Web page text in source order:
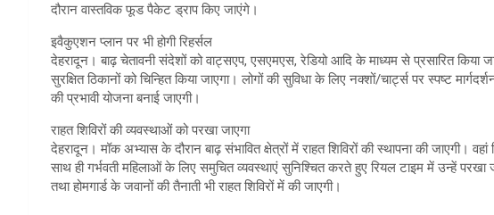
दौरान वास्तविक फूड पैकेट ड्राप किए जाएंगे।
इवैकुएशन प्लान पर भी होगी रिहर्सल
देहरादून। बाढ़ चेतावनी संदेशों को वाट्सएप, एसएमएस, रेडियो आदि के माध्यम से प्रसारित किया
सुरक्षित ठिकानों को चिन्हित किया जाएगा। लोगों की सुविधा के लिए नक्शों/चार्ट्स पर स्पष्ट
की प्रभावी योजना बनाई जाएगी।
राहत शिविरों की व्यवस्थाओं को परखा जाएगा
देहरादून। मॉक अभ्यास के दौरान बाढ़ संभावित क्षेत्रों में राहत शिविरों की स्थापना की जाएगी।
साथ ही गर्भवती महिलाओं के लिए समुचित व्यवस्थाएं सुनिश्चित करते हुए रियल टाइम में उन्हें
तथा होमगार्ड के जवानों की तैनाती भी राहत शिविरों में की जाएगी।